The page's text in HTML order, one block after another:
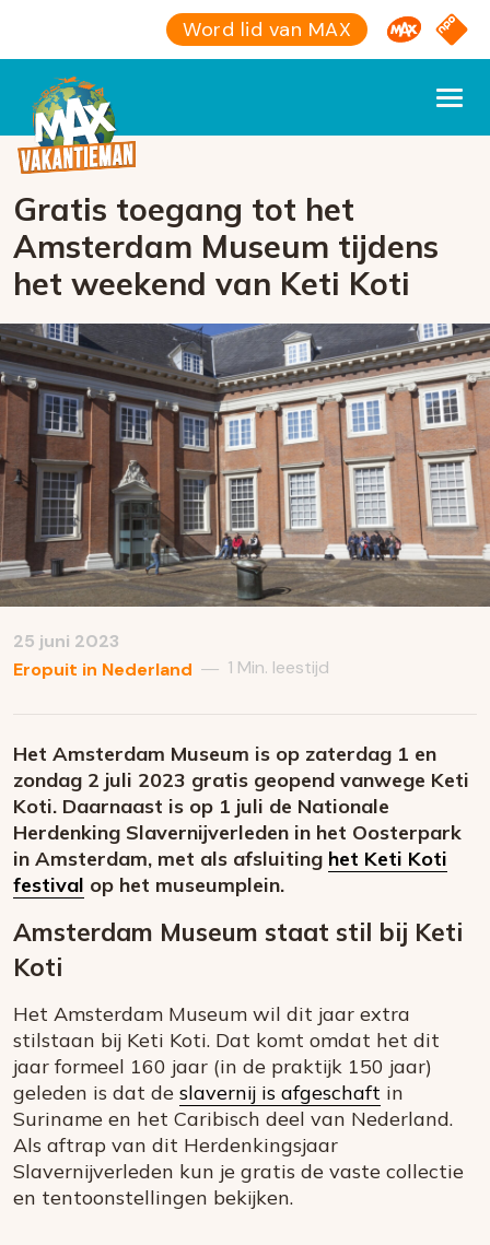
Word lid van MAX Omroep
NPO
Gratis toegang tot het
Amsterdam Museum tijdens
het weekend van Keti Koti
25 juni 2023
Eropuit in Nederland — 1 Min. leestijd
Het Amsterdam Museum is op zaterdag 1 en
zondag 2 juli 2023 gratis geopend vanwege Keti
Koti. Daarnaast is op 1 juli de Nationale
Herdenking Slavernijverleden in het Oosterpark
in Amsterdam, met als afsluiting het Keti Koti
festival op het museumplein.
Amsterdam Museum staat stil bij Keti
Koti
Het Amsterdam Museum wil dit jaar extra
stilstaan bij Keti Koti. Dat komt omdat het dit
jaar formeel 160 jaar (in de praktijk 150 jaar)
geleden is dat de slavernij is afgeschaft in
Suriname en het Caribisch deel van Nederland.
Als aftrap van dit Herdenkingsjaar
Slavernijverleden kun je gratis de vaste collectie
en tentoonstellingen bekijken.